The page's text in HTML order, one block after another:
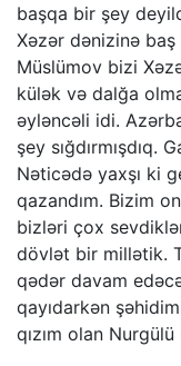
başqa bir şey
Xəzər dənizinə
Müslümov bizi
külək və dalğa
əyləncəli idi.
şey sığdırmışdıq.
Nəticədə yaxşı ki
qazandım. Bizim
bizləri çox
dövlət bir millətik.
qədər davam
qayıdarkən
qızım olan